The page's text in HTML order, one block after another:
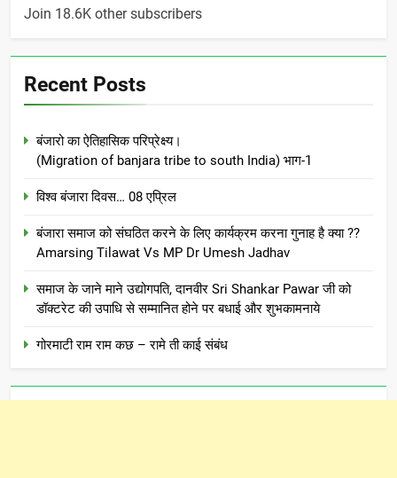
Join 18.6K other subscribers
Recent Posts
बंजारो का ऐतिहासिक परिप्रेक्ष्य।
(Migration of banjara tribe to south India) भाग-1
विश्व बंजारा दिवस… 08 एप्रिल
बंजारा समाज को संघठित करने के लिए कार्यक्रम करना गुनाह है क्या ??
Amarsing Tilawat Vs MP Dr Umesh Jadhav
समाज के जाने माने उद्योगपति, दानवीर Sri Shankar Pawar जी को
डॉक्टरेट की उपाधि से सम्मानित होने पर बधाई और शुभकामनाये
गोरमाटी राम राम कछ – रामे ती काई संबंध